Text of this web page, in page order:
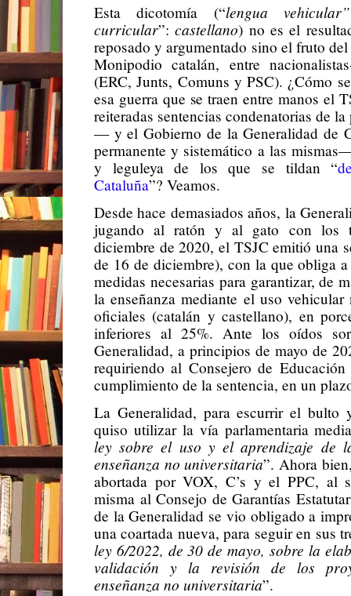
Esta dicotomía (“lengua
curricular”:castellano) no es el
reposado y argumentado sino el fruto
Monipodio catalán, entre
(ERC, Junts, Comuns y PSC). ¿Cómo
esa guerra que se traen entre manos el
reiteradas sentencias condenatorias de
— y el Gobierno de la Generalidad de
permanente y sistemático a las
y leguleya de los que se tildan “
Cataluña”? Veamos.
Desde hace demasiados años, la
jugando al ratón y al gato con los
diciembre de 2020, el TSJC emitió una
de 16 de diciembre), con la que obliga
medidas necesarias para garantizar, de
la enseñanza mediante el uso
oficiales (catalán y castellano), en
inferiores al 25%. Ante los oídos
Generalidad, a principios de mayo de
requiriendo al Consejero de
cumplimiento de la sentencia, en un
La Generalidad, para escurrir el bulto
quiso utilizar la vía parlamentaria
ley sobre el uso y el aprendizaje de
enseñanza no universitaria”. Ahora
abortada por VOX, C’s y el PPC, al
misma al Consejo de Garantías
de la Generalidad se vio obligado a
una coartada nueva, para seguir en sus
ley 6/2022, de 30 de mayo, sobre la
validación y la revisión de los
enseñanza no universitaria”.